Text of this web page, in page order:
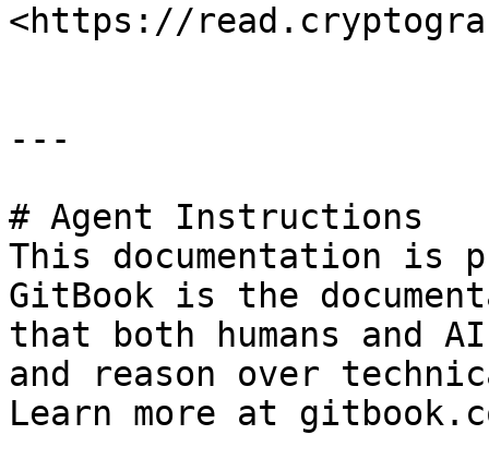
<https://
---
# Agent Instructions
This documentation is
GitBook is the
that both humans and
and reason over
Learn more at